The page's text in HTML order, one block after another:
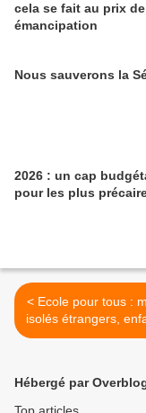
cela se fait au prix
émancipation
Nous sauverons la
2026 : un cap
pour les plus
< Ecole pour tous : mineurs
isolés étrangers,
voyage ou des
Hébergé par